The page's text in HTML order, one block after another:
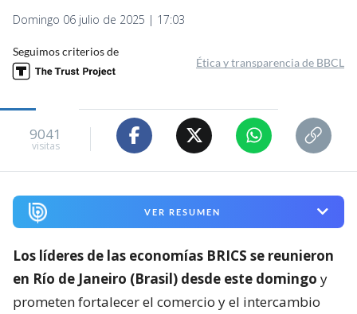
Domingo 06 julio de 2025 | 17:03
Seguimos criterios de
Ética y transparencia de BBCL
9041
visitas
VER RESUMEN
Los líderes de las economías BRICS se reunieron
en Río de Janeiro (Brasil) desde este domingo y
prometen fortalecer el comercio y el intercambio